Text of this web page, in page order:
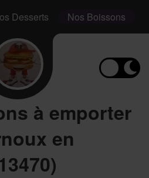
Desserts Nos Boissons
à emporter
en